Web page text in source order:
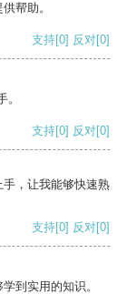
帮助。
支持[0] 反对[0]
支持[0] 反对[0]
，让我能够快速熟
支持[0] 反对[0]
到实用的知识。